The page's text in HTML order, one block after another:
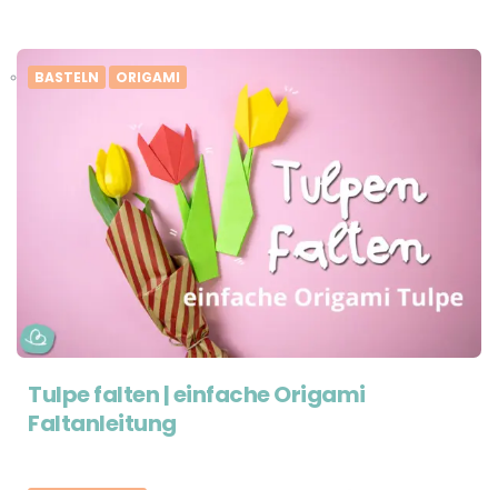
BASTELN ORIGAMI
Tulpe falten | einfache Origami
Faltanleitung